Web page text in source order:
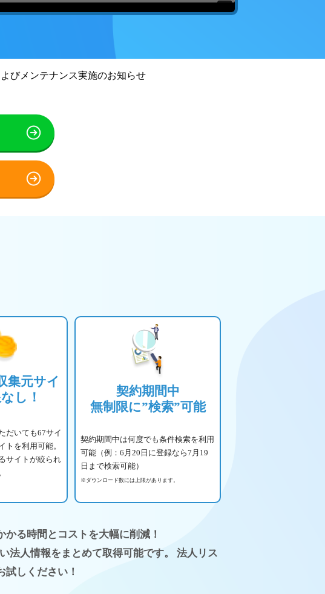
びメンテナンス実施のお知らせ
集元サイ
し！
だいても67サイ
トを利用可能。
サイトが絞られ
契約期間中
無制限に”検索”可能
契約期間中は何度でも条件検索を利用
可能（例：6月20日に登録なら7月19
日まで検索可能）
※ダウンロード数には上限があります。
る時間とコストを大幅に削減！
法人情報をまとめて取得可能です。 法人リス
試しください！